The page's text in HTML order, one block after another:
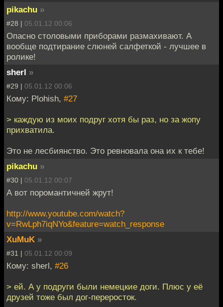
pikachu »
#28 | 05.01.12 00:06
Опасно столовыми приборами размахивают. А
вообще подтирание слюней салфеткой - лучшее в
ролике!
sherl »
#29 | 05.01.12 00:06
Кому: Plohish, #27
> каждую из моих подруг хотя бы раз, но за жопу
прихватила.
Это не лесбиянство. Это ревновала она их к тебе!
pikachu »
#30 | 05.01.12 00:07
А вот поромантичней жрут!
http://www.youtube.com/watch?
v=RwLph7iqNYo&feature=watch_response
XuMuK »
#31 | 05.01.12 00:09
Кому: sherl, #26
> ей. А у подруги были немецкие доги. Плюс у её
друзей тоже был дог-переросток.